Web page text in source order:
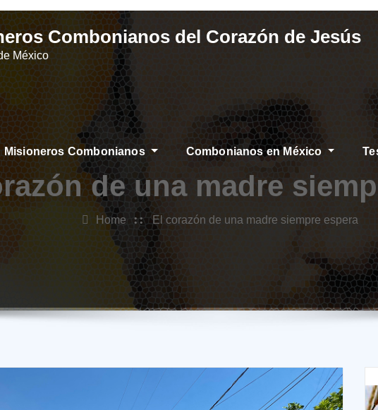
Combonianos del Corazón de Jesús
México
Misioneros Combonianos Combonianos en México
de una madre
Home El corazón de una madre siempre espera